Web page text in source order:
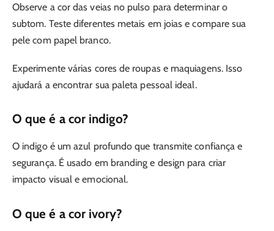
Observe a cor das veias no pulso para determinar o
subtom. Teste diferentes metais em joias e compare sua
pele com papel branco.
Experimente várias cores de roupas e maquiagens. Isso
ajudará a encontrar sua paleta pessoal ideal.
O que é a cor indigo?
O indigo é um azul profundo que transmite confiança e
segurança. É usado em branding e design para criar
impacto visual e emocional.
O que é a cor ivory?